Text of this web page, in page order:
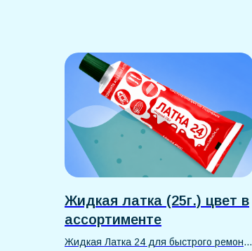
Жидкая латка (25г.) цвет в
ассортименте
Жидкая Латка 24 для быстрого ремонта